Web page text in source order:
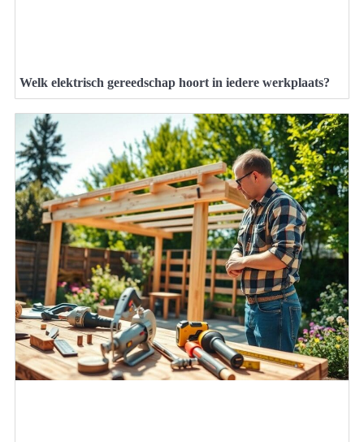
Welk elektrisch gereedschap hoort in iedere werkplaats?